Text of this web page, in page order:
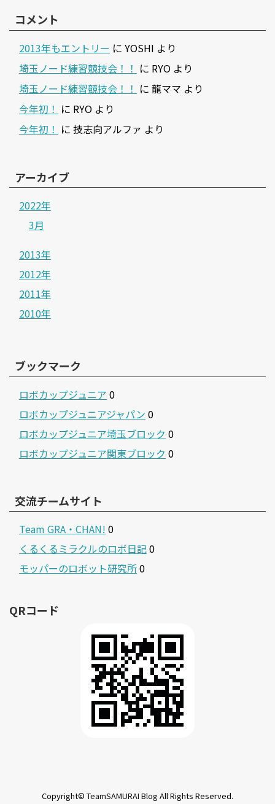
コメント
2013年もエントリー に YOSHI より
埼玉ノード練習競技会！！ に RYO より
埼玉ノード練習競技会！！ に 龍ママ より
今年初！ に RYO より
今年初！ に 技志向アルファ より
アーカイブ
2022年
3月
2013年
2012年
2011年
2010年
ブックマーク
ロボカップジュニア 0
ロボカップジュニアジャパン 0
ロボカップジュニア埼玉ブロック 0
ロボカップジュニア関東ブロック 0
交流チームサイト
Team GRA・CHAN! 0
くるくるミラクルのロボ日記0
モッパーのロボット研究所0
QRコード
Copyright© TeamSAMURAI Blog All Rights Reserved.